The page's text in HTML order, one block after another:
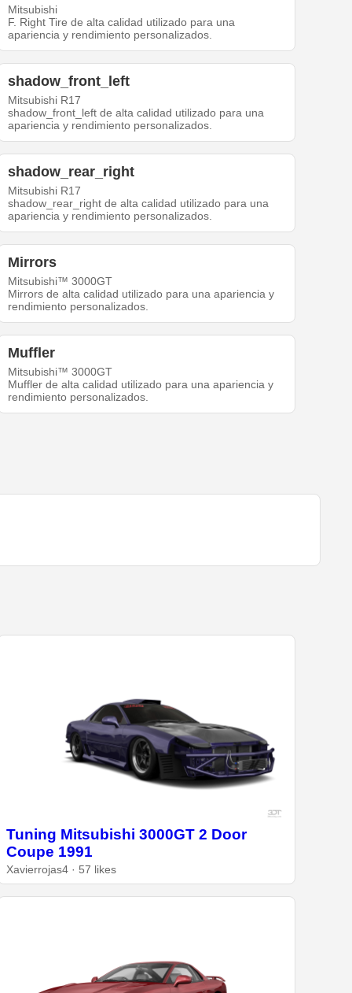
Mitsubishi
F. Right Tire de alta calidad utilizado para una
apariencia y rendimiento personalizados.
shadow_front_left
Mitsubishi R17
shadow_front_left de alta calidad utilizado para una
apariencia y rendimiento personalizados.
shadow_rear_right
Mitsubishi R17
shadow_rear_right de alta calidad utilizado para una
apariencia y rendimiento personalizados.
Mirrors
Mitsubishi™ 3000GT
Mirrors de alta calidad utilizado para una apariencia y
rendimiento personalizados.
Muffler
Mitsubishi™ 3000GT
Muffler de alta calidad utilizado para una apariencia y
rendimiento personalizados.
Tuning Mitsubishi 3000GT 2 Door
Coupe 1991
Xavierrojas4 · 57 likes